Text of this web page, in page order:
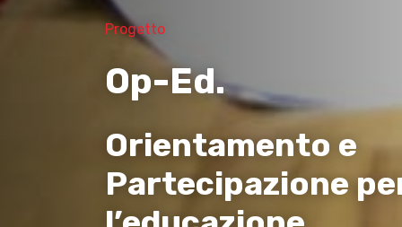
Progetto
Op-Ed.
Orientamento e
Partecipazione